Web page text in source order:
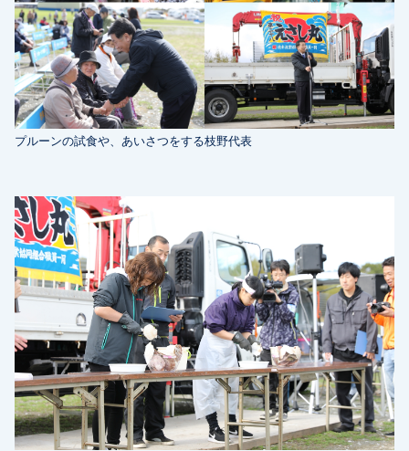
プルーンの試食や、あいさつをする枝野代表